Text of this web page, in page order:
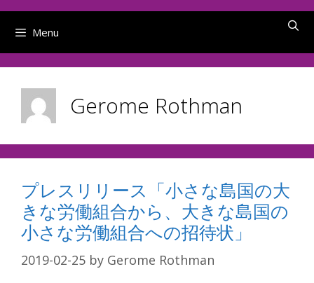
Menu
Gerome Rothman
プレスリリース「小さな島国の大
きな労働組合から、大きな島国の
小さな労働組合への招待状」
2019-02-25 by Gerome Rothman